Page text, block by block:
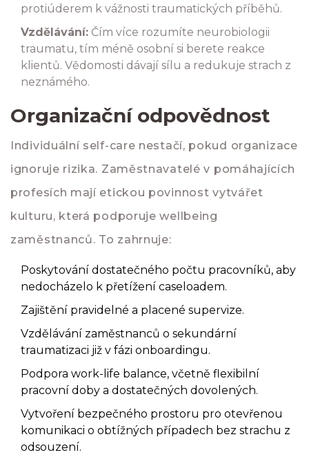
protiúderem k vážnosti traumatických příběhů.
Vzdělávání: Čím více rozumíte neurobiologii
traumatu, tím méně osobní si berete reakce
klientů. Vědomosti dávají sílu a redukuje strach z
neznámého.
Organizační odpovědnost
Individuální self-care nestačí, pokud organizace
ignoruje rizika. Zaměstnavatelé v pomáhajících
profesích mají etickou povinnost vytvářet
kulturu, která podporuje wellbeing
zaměstnanců. To zahrnuje:
Poskytování dostatečného počtu pracovníků, aby
nedocházelo k přetížení caseloadem.
Zajištění pravidelné a placené supervize.
Vzdělávání zaměstnanců o sekundární
traumatizaci již v fázi onboardingu.
Podpora work-life balance, včetně flexibilní
pracovní doby a dostatečných dovolených.
Vytvoření bezpečného prostoru pro otevřenou
komunikaci o obtížných případech bez strachu z
odsouzení.